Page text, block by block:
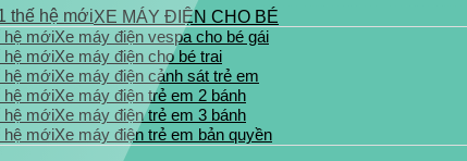
XE MÁY ĐIỆN CHO BÉ
Xe máy điện vespa cho bé gái
Xe máy điện cho bé trai
Xe máy điện cảnh sát trẻ em
Xe máy điện trẻ em 2 bánh
Xe máy điện trẻ em 3 bánh
Xe máy điện trẻ em bản quyền